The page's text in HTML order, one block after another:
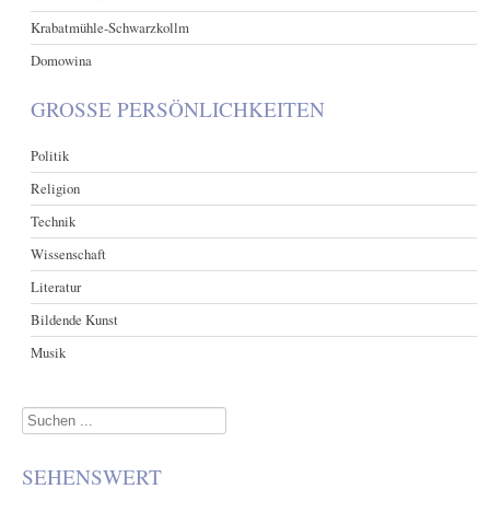
Krabatmühle-Schwarzkollm
Domowina
GROSSE PERSÖNLICHKEITEN
Politik
Religion
Technik
Wissenschaft
Literatur
Bildende Kunst
Musik
Suchen
SEHENSWERT